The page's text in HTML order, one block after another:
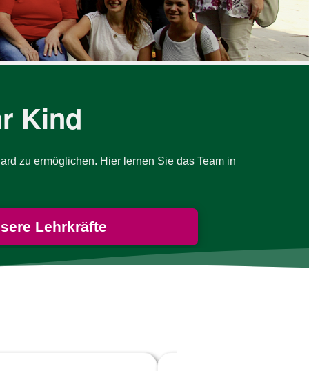
Kind
zu er­mög­lichen. Hier ler­nen Sie das Team in
Lehrkräfte